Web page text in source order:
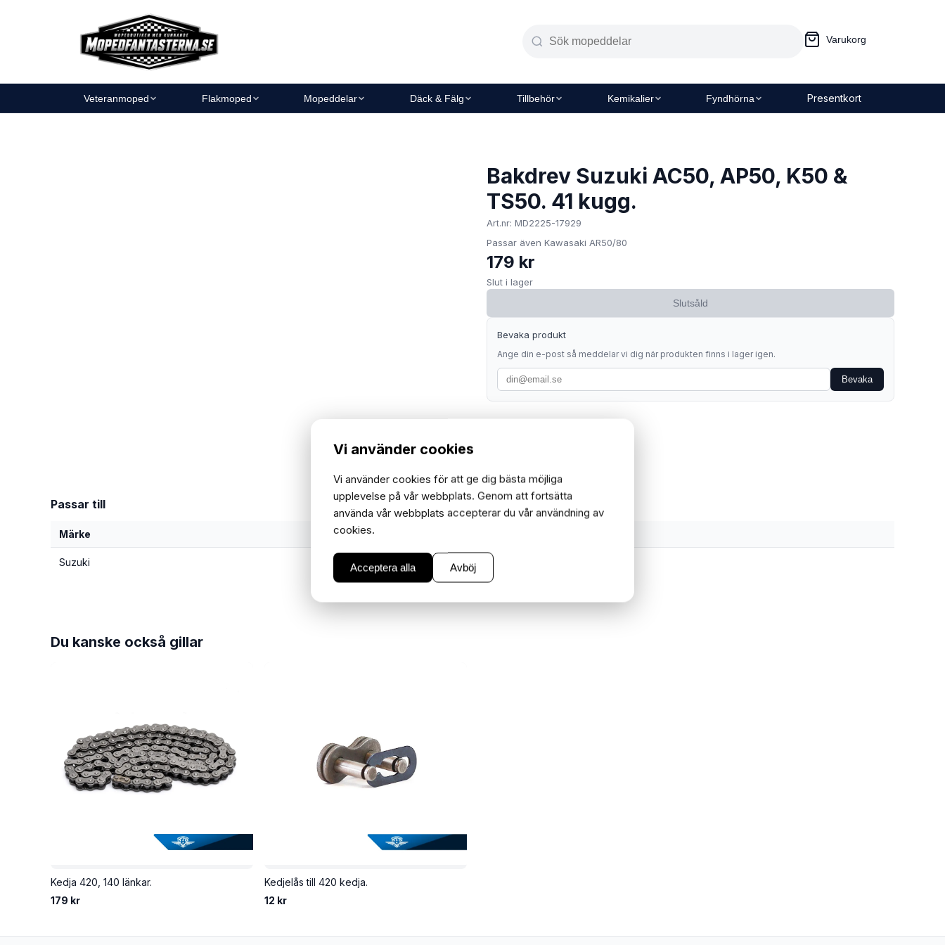
Varukorg
Veteranmoped Flakmoped Mopeddelar Däck & Fälg Tillbehör Kemikalier Fyndhörna Presentkort
Bakdrev Suzuki AC50, AP50, K50 &
TS50. 41 kugg.
Art.nr: MD2225-17929
Passar även Kawasaki AR50/80
179 kr
Slut i lager
Slutsåld
Bevaka produkt
Ange din e-post så meddelar vi dig när produkten finns i lager igen.
Bevaka
Passar till
Märke
Suzuki K50
Du kanske också gillar
Kedja 420, 140 länkar.
179 kr
Kedjelås till 420 kedja.
12 kr
Vi använder cookies
Vi använder cookies för att ge dig bästa möjliga
upplevelse på vår webbplats. Genom att fortsätta
använda vår webbplats accepterar du vår användning av
cookies.
Acceptera alla Avböj